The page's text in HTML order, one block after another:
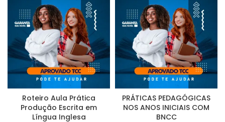
Roteiro Aula Prática
Produção Escrita em
Língua Inglesa
PRÁTICAS PEDAGÓGICAS
NOS ANOS INICIAIS COM
BNCC